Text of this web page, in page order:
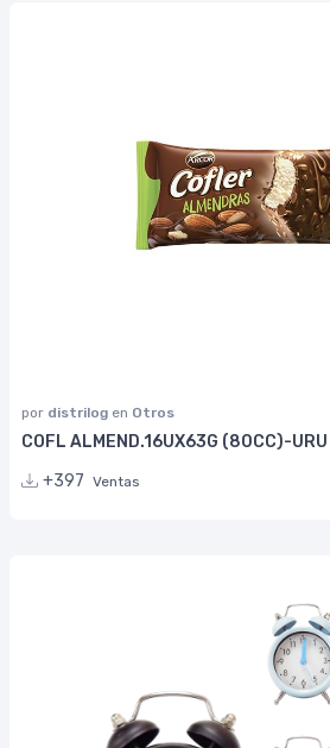
por distrilog en Otros
COFL ALMEND.16UX63G (80CC)-URU
+397 Ventas